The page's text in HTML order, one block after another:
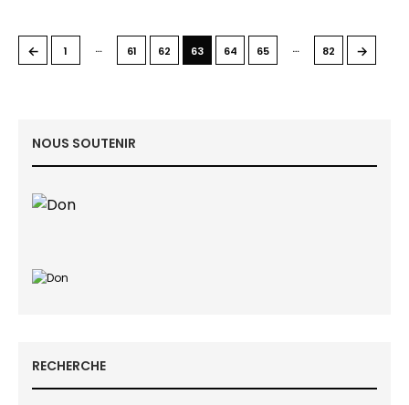
← 1 … 61 62 63 64 65 … 82 →
NOUS SOUTENIR
RECHERCHE